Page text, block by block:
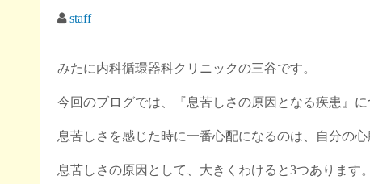
staff
みたに内科循環器科クリニックの三谷です。
今回のブログでは、『息苦しさの原因となる疾患』
息苦しさを感じた時に一番心配になるのは、自分の
息苦しさの原因として、大きくわけると3つあります。